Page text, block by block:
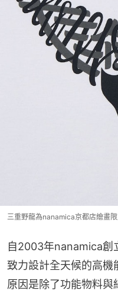
三重野龍為nanamica京都店繪畫限
自2003年nanamica創
致力設計全天候的高機
原因是除了功能物料與